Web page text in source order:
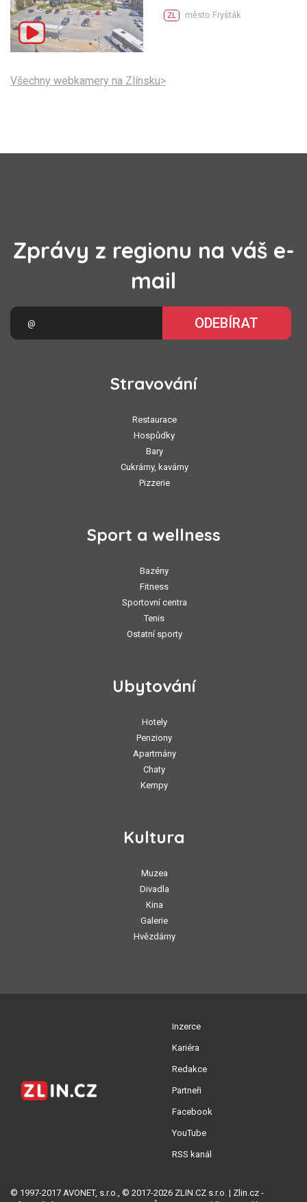
ZL město Fryšták
Všechny webkamery na Zlínsku>
Zprávy z regionu na váš e-
mail
ODEBÍRAT
Stravování
Restaurace
Hospůdky
Bary
Cukrárny, kavárny
Pizzerie
Sport a wellness
Bazény
Fitness
Sportovní centra
Tenis
Ostatní sporty
Ubytování
Hotely
Penziony
Apartmány
Chaty
Kempy
Kultura
Muzea
Divadla
Kina
Galerie
Hvězdárny
Inzerce
Kariéra
Redakce
Partneři
Facebook
YouTube
RSS kanál
© 1997-2017 AVONET, s.r.o., © 2017-2026 ZLIN.CZ s.r.o. | Zlin.cz -